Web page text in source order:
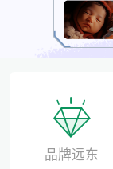
品牌远东